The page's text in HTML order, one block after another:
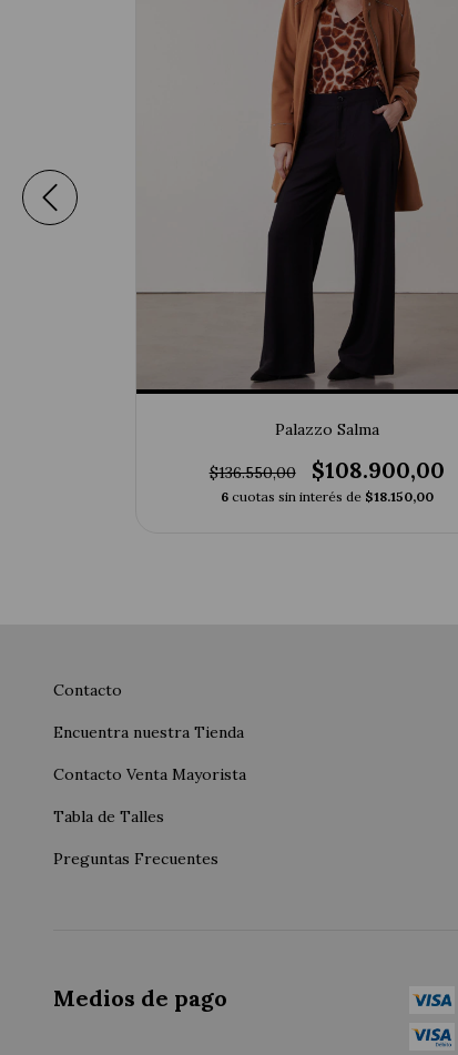
Palazzo Salma
$136.550,00 $108.900,00
6 cuotas sin interés de $18.150,00
Contacto
Encuentra nuestra Tienda
Contacto Venta Mayorista
Tabla de Talles
Preguntas Frecuentes
Medios de pago